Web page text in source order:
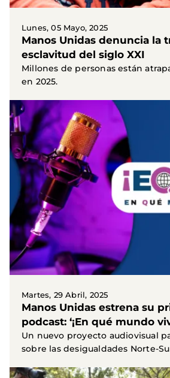
Lunes, 05 Mayo, 2025
Manos Unidas denuncia la
esclavitud del siglo XXI
Millones de personas están
en 2025.
Martes, 29 Abril, 2025
Manos Unidas estrena su
podcast: ‘¡En qué mundo
Un nuevo proyecto audiovisual
sobre las desigualdades Norte-